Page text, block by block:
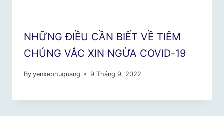
NHỮNG ĐIỀU CẦN BIẾT VỀ TIÊM
CHỦNG VẮC XIN NGỪA COVID-19
By yenxephuquang 9 Tháng 9, 2022